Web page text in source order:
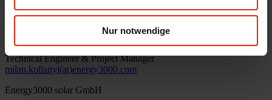
Nur notwendige
Technical Engineer & Project Manager
milan.kollanyi(at)energy3000.com
Energy3000 solar GmbH